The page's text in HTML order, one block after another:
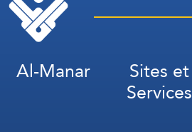
Al-Manar Sites et
Services